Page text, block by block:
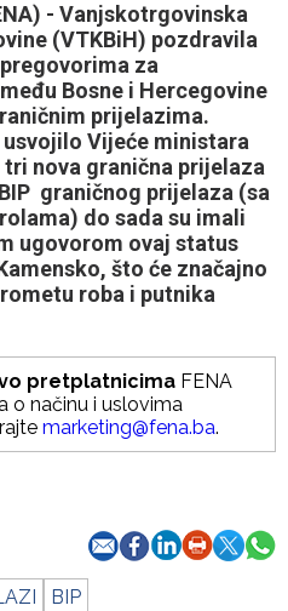
- Vanjskotrgovinska
(VTKBiH) pozdravila
za
Bosne i Hercegovine
prijelazima.
Vijeće ministara
nova granična prijelaza
graničnog prijelaza (sa
do sada su imali
ugovorom ovaj status
što će značajno
roba i putnika
pretplatnicima FENA
o načinu i uslovima
marketing@fena.ba.
BIP